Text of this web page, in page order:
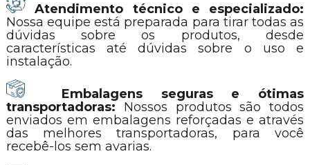
Atendimento técnico e especializado:
Nossa equipe está preparada para tirar todas as
dúvidas sobre os produtos, desde
características até dúvidas sobre o uso e
instalação.
Embalagens seguras e ótimas
transportadoras: Nossos produtos são todos
enviados em embalagens reforçadas e através
das melhores transportadoras, para você
recebê-los sem avarias.